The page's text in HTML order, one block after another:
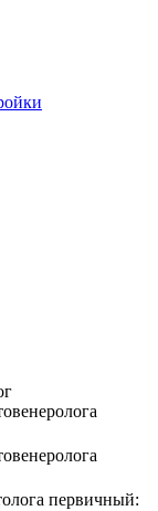
первичный: